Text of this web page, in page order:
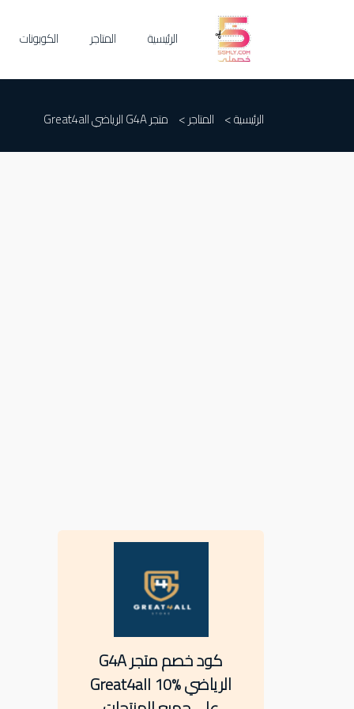
الرئيسية المتاجر الكوبونات
الرئيسية > المتاجر > متجر G4A الرياضي Great4all
كود خصم متجر G4A
الرياضي Great4all 10%